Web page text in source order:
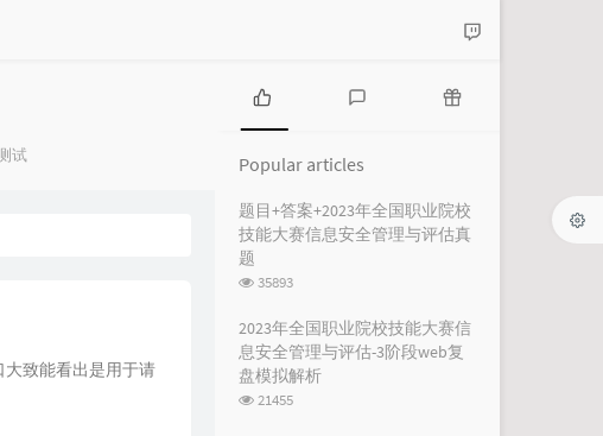
：
试
致能看出是用于请
P
p
u
l
a
r
t
i
c
t
e
s
t
m
m
e
d
o
m
t
i
c
Popular articles
题目+答案+2023年全国职业院校
技能大赛信息安全管理与评估真
题
浏
次
数:
35893
2023年全国职业院校技能大赛信
息安全管理与评估-3阶段web复
盘模拟解析
浏
21455